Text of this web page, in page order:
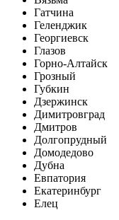
Гатчина
Геленджик
Георгиевск
Глазов
Горно-Алтайск
Грозный
Губкин
Дзержинск
Димитровград
Дмитров
Долгопрудный
Домодедово
Дубна
Евпатория
Екатеринбург
Елец